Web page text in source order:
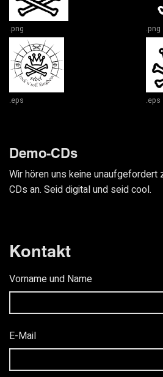
.png .png
.eps .eps
Demo-CDs
Wir hören uns keine unaufgefordert
CDs an. Seid digital und seid cool.
Kontakt
Vorname und Name
E-Mail